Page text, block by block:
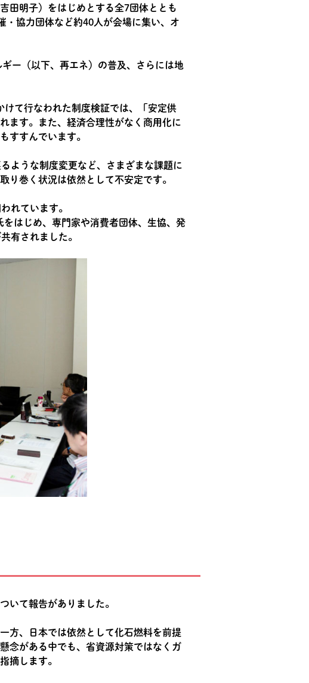
田明子）をはじめとする全7団体ととも
・協力団体など約40人が会場に集い、オ
ー（以下、再エネ）の普及、さらには地
て行なわれた制度検証では、「安定供
ます。また、経済合理性がなく商用化に
すすんでいます。
ような制度変更など、さまざまな課題に
り巻く状況は依然として不安定です。
れています。
はじめ、専門家や消費者団体、生協、発
有されました。
いて報告がありました。
方、日本では依然として化石燃料を前提
念がある中でも、省資源対策ではなくガ
摘します。